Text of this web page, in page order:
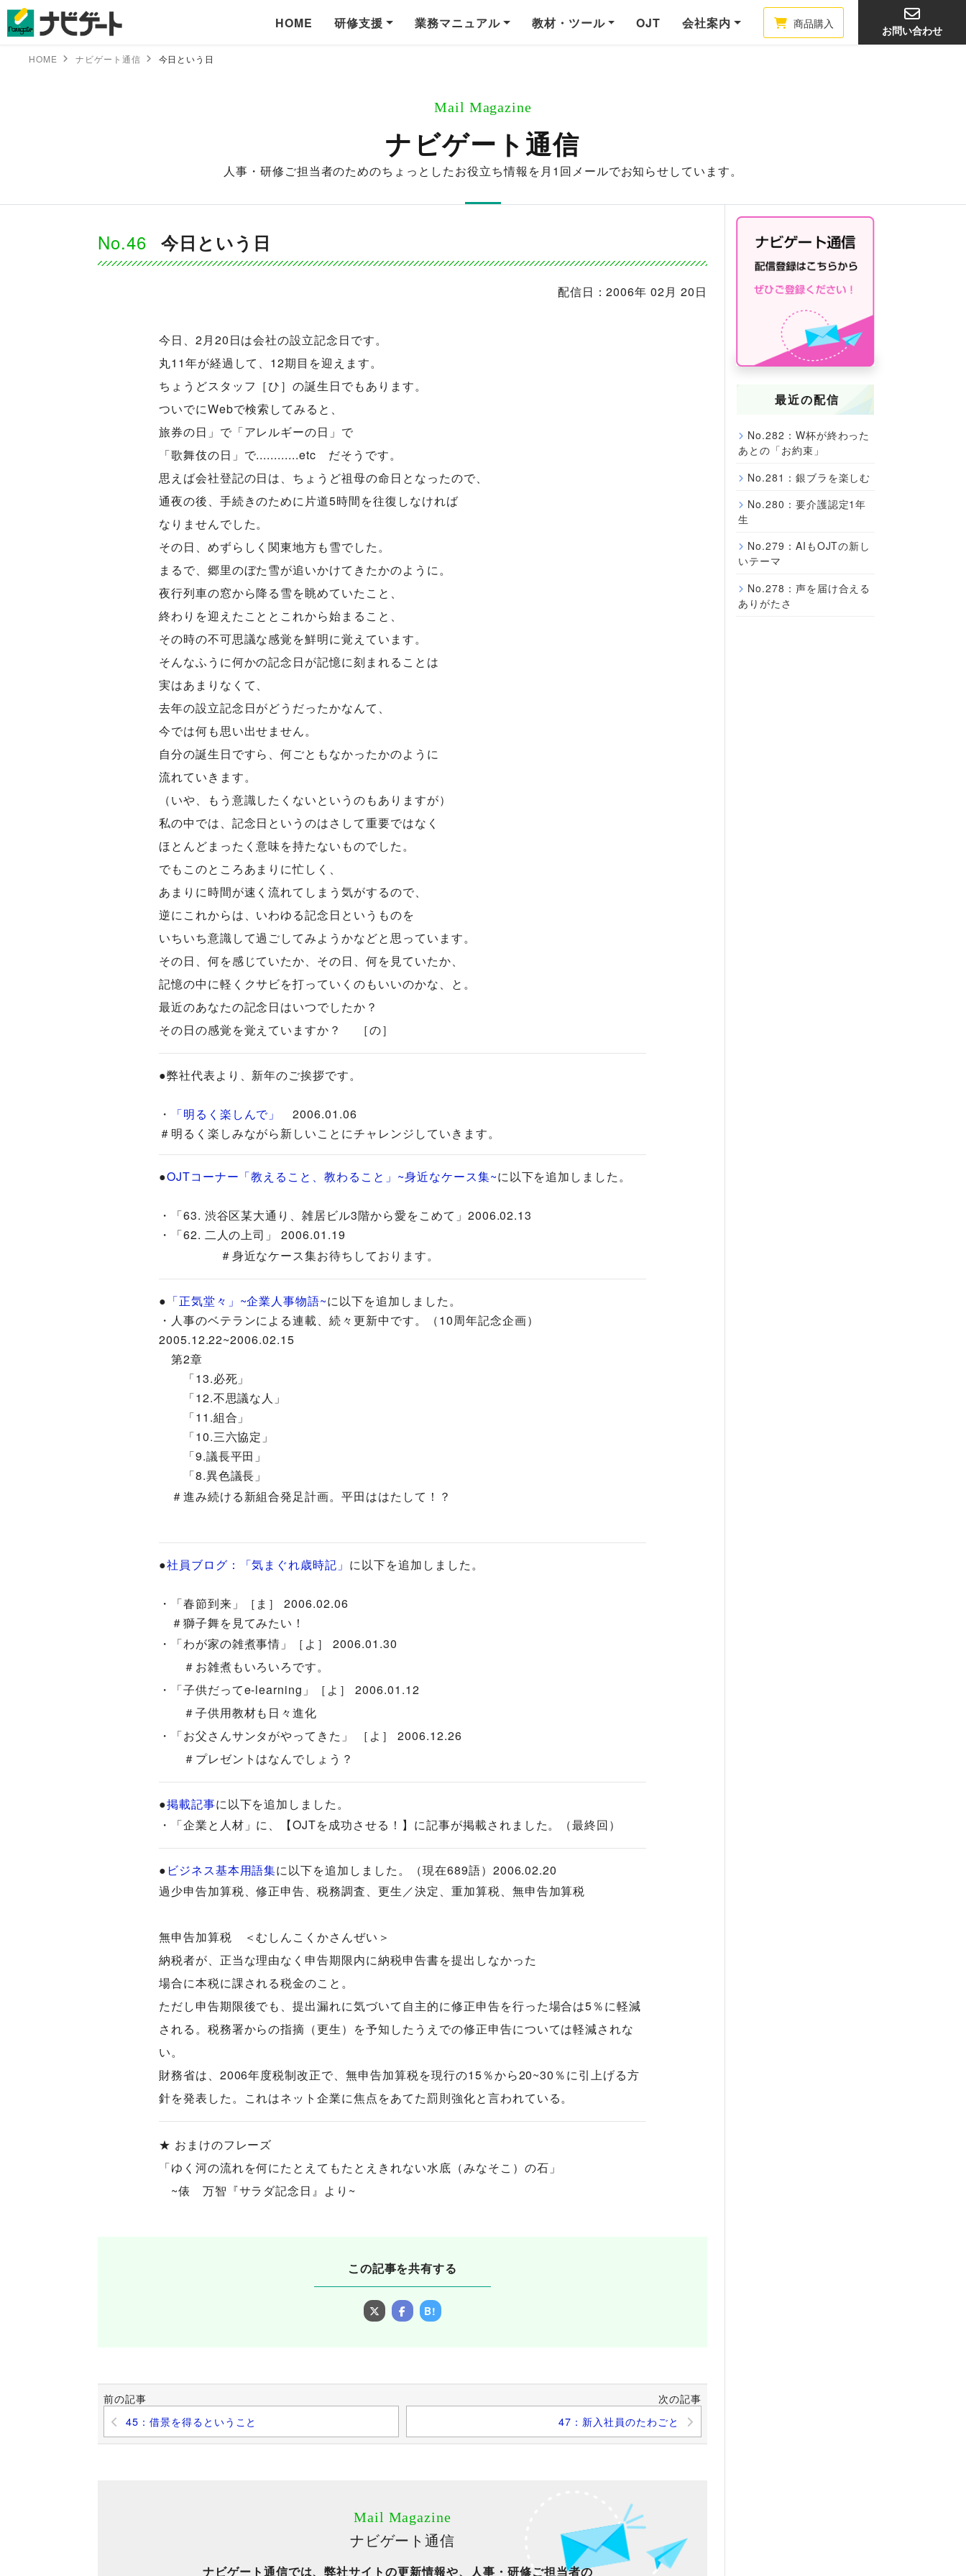
HOME 研修支援 業務マニュアル 教材・ツール OJT 会社案内 商品購入
お問い合わせ
HOME ナビゲート通信 今日という日
Mail Magazine
ナビゲート通信
人事・研修ご担当者のためのちょっとしたお役立ち情報を月1回メールでお知らせしています。
No.46 今日という日
配信日：2006年 02月 20日
今日、2月20日は会社の設立記念日です。
丸11年が経過して、12期目を迎えます。
ちょうどスタッフ［ひ］の誕生日でもあります。
ついでにWebで検索してみると、
旅券の日」で「アレルギーの日」で
「歌舞伎の日」で............etc だそうです。
思えば会社登記の日は、ちょうど祖母の命日となったので、
通夜の後、手続きのために片道5時間を往復しなければ
なりませんでした。
その日、めずらしく関東地方も雪でした。
まるで、郷里のぼた雪が追いかけてきたかのように。
夜行列車の窓から降る雪を眺めていたこと、
終わりを迎えたこととこれから始まること、
その時の不可思議な感覚を鮮明に覚えています。
そんなふうに何かの記念日が記憶に刻まれることは
実はあまりなくて、
去年の設立記念日がどうだったかなんて、
今では何も思い出せません。
自分の誕生日ですら、何ごともなかったかのように
流れていきます。
（いや、もう意識したくないというのもありますが）
私の中では、記念日というのはさして重要ではなく
ほとんどまったく意味を持たないものでした。
でもこのところあまりに忙しく、
あまりに時間が速く流れてしまう気がするので、
逆にこれからは、いわゆる記念日というものを
いちいち意識して過ごしてみようかなどと思っています。
その日、何を感じていたか、その日、何を見ていたか、
記憶の中に軽くクサビを打っていくのもいいのかな、と。
最近のあなたの記念日はいつでしたか？
その日の感覚を覚えていますか？ ［の］
●弊社代表より、新年のご挨拶です。
・ 「明るく楽しんで」
2006.01.06
＃明るく楽しみながら新しいことにチャレンジしていきます。
●OJTコーナー「教えること、教わること」~身近なケース集~に以下を追加しました。
・「63. 渋谷区某大通り、雑居ビル3階から愛をこめて」2006.02.13
・「62. 二人の上司」 2006.01.19
＃身近なケース集お待ちしております。
● 「正気堂々」~企業人事物語~に以下を追加しました。
・人事のベテランによる連載、続々更新中です。（10周年記念企画）
2005.12.22~2006.02.15
第2章
「13.必死」
「12.不思議な人」
「11.組合」
「10.三六協定」
「9.議長平田」
「8.異色議長」
＃進み続ける新組合発足計画。平田ははたして！？
●社員ブログ：「気まぐれ歳時記」 に以下を追加しました。
・「春節到来」［ま］ 2006.02.06
＃獅子舞を見てみたい！
・「わが家の雑煮事情」［よ］ 2006.01.30
＃お雑煮もいろいろです。
・「子供だってe-learning」［よ］ 2006.01.12
＃子供用教材も日々進化
・「お父さんサンタがやってきた」 ［よ］ 2006.12.26
＃プレゼントはなんでしょう？
●掲載記事に以下を追加しました。
・「企業と人材」に、【OJTを成功させる！】に記事が掲載されました。（最終回）
● ビジネス基本用語集に以下を追加しました。（現在689語）2006.02.20
過少申告加算税、修正申告、税務調査、更生／決定、重加算税、無申告加算税
無申告加算税 ＜むしんこくかさんぜい＞
納税者が、正当な理由なく申告期限内に納税申告書を提出しなかった
場合に本税に課される税金のこと。
ただし申告期限後でも、提出漏れに気づいて自主的に修正申告を行った場合は5％に軽減
される。税務署からの指摘（更生）を予知したうえでの修正申告については軽減されな
い。
財務省は、2006年度税制改正で、無申告加算税を現行の15％から20~30％に引上げる方
針を発表した。これはネット企業に焦点をあてた罰則強化と言われている。
★ おまけのフレーズ
「ゆく河の流れを何にたとえてもたとえきれない水底（みなそこ）の石」
~俵 万智『サラダ記念日』より~
この記事を共有する
B!
前の記事
45：借景を得るということ
次の記事
47：新入社員のたわごと
Mail Magazine
ナビゲート通信
ナビゲート通信では、弊社サイトの更新情報や、人事・研修ご担当者の
最近の配信
No.282：W杯が終わった
あとの「お約束」
No.281：銀ブラを楽しむ
No.280：要介護認定1年
生
No.279：AIもOJTの新し
いテーマ
No.278：声を届け合える
ありがたさ